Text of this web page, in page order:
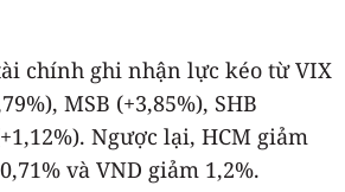
chính ghi nhận lực kéo từ VIX
MSB (+3,85%), SHB
Ngược lại, HCM giảm
và VND giảm 1,2%.